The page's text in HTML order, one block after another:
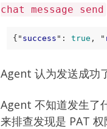
chat message send
{ " success " : true , "
Agent 认为发送成功
Agent 不知道发生了
来排查发现是 PAT